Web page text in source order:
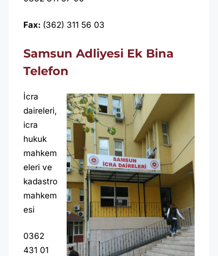
Fax: (362) 311 56 03
Samsun Adliyesi Ek Bina
Telefon
İcra
daireleri,
icra
hukuk
mahkem
eleri ve
kadastro
mahkem
esi
0362
431 01